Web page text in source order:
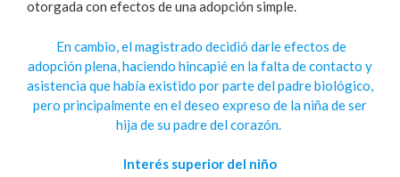
otorgada con efectos de una adopción simple.
En cambio, el magistrado decidió darle efectos de
adopción plena, haciendo hincapié en la falta de contacto y
asistencia que había existido por parte del padre biológico,
pero principalmente en el deseo expreso de la niña de ser
hija de su padre del corazón.
Interés superior del niño